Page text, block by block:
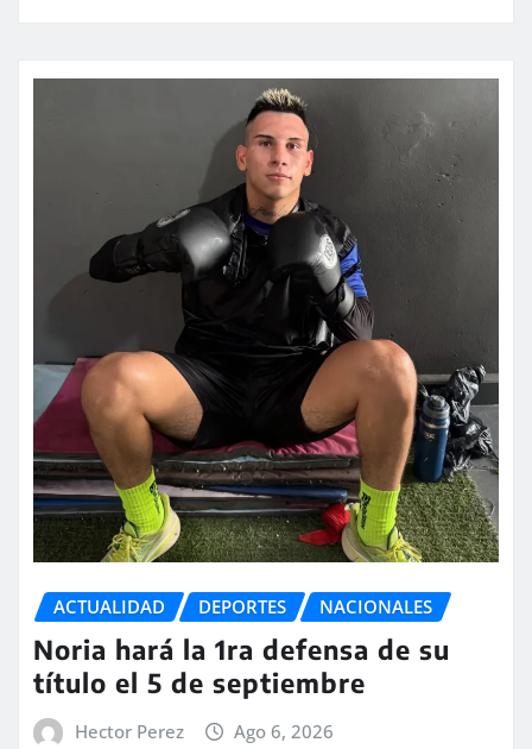
ACTUALIDAD DEPORTES NACIONALES
Noria hará la 1ra defensa de su
título el 5 de septiembre
Hector Perez Ago 6, 2026